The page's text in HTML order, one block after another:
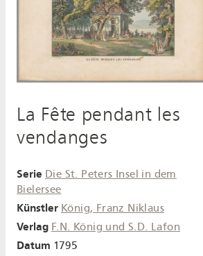
La Fête pendant les
vendanges
Serie Die St. Peters Insel in dem
Bielersee
Künstler König, Franz Niklaus
Verlag F.N. König und S.D. Lafon
Datum 1795